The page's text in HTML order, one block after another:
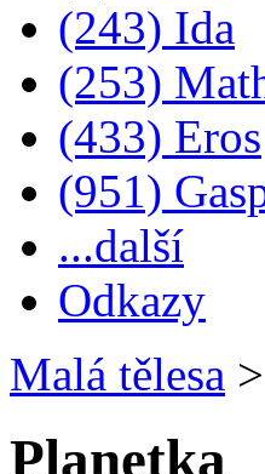
(243) Ida
(253)
(433) Eros
(951)
...další
Odkazy
Malá tělesa >
Planetka